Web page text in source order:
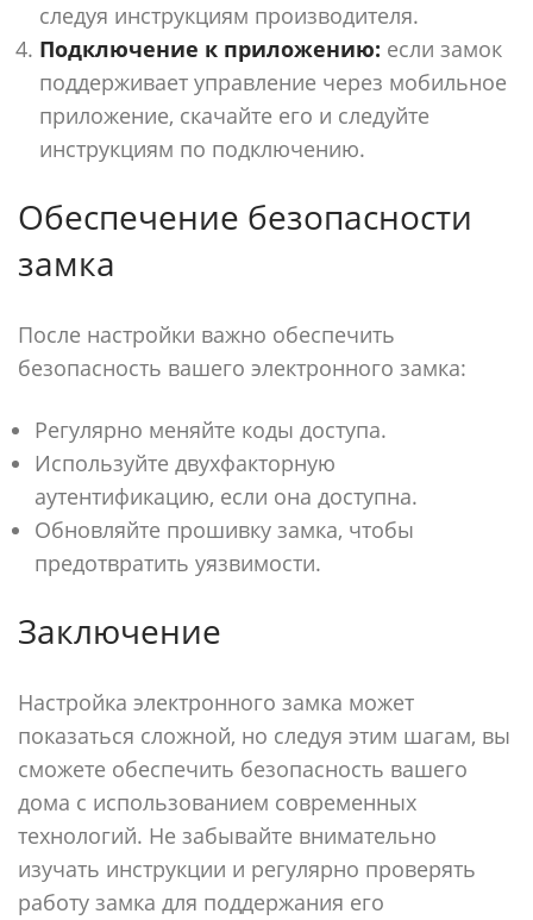
следуя инструкциям производителя.
Подключение к приложению: если замок
поддерживает управление через мобильное
приложение, скачайте его и следуйте
инструкциям по подключению.
Обеспечение безопасности
замка
После настройки важно обеспечить
безопасность вашего электронного замка:
Регулярно меняйте коды доступа.
Используйте двухфакторную
аутентификацию, если она доступна.
Обновляйте прошивку замка, чтобы
предотвратить уязвимости.
Заключение
Настройка электронного замка может
показаться сложной, но следуя этим шагам, вы
сможете обеспечить безопасность вашего
дома с использованием современных
технологий. Не забывайте внимательно
изучать инструкции и регулярно проверять
работу замка для поддержания его